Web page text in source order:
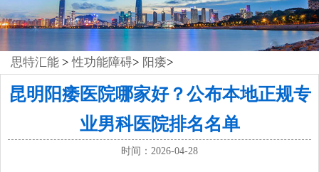
思特汇能 >性功能障碍> 阳痿>
昆明阳痿医院哪家好？公布本地正规专
业男科医院排名名单
时间：2026-04-28